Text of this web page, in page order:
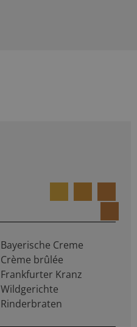
Bayerische Creme
Crème brûlée
Frankfurter Kranz
Wildgerichte
Rinderbraten